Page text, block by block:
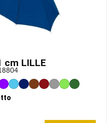
cm LILLE